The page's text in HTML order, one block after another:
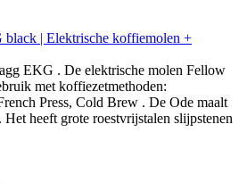
| Elektrische koffiemolen +
EKG . De elektrische molen Fellow
met koffiezetmethoden:
Press, Cold Brew . De Ode maalt
heeft grote roestvrijstalen slijpstenen